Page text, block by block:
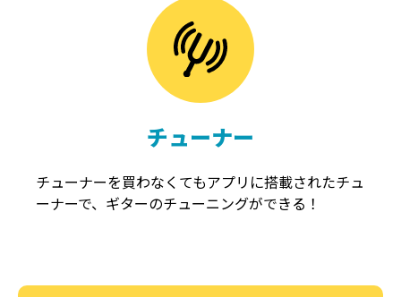
チューナー
チューナーを買わなくてもアプリに搭載されたチュ
ーナーで、ギターのチューニングができる！